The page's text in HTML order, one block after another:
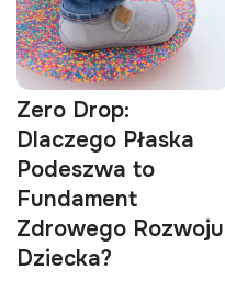
Zero Drop:
Dlaczego Płaska
Podeszwa to
Fundament
Zdrowego Rozwoju
Dziecka?